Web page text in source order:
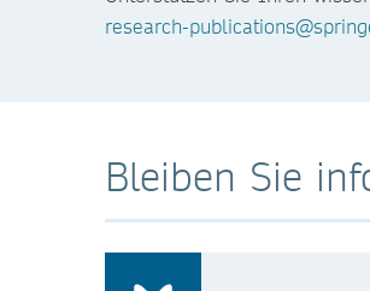
research-
Bleiben Sie